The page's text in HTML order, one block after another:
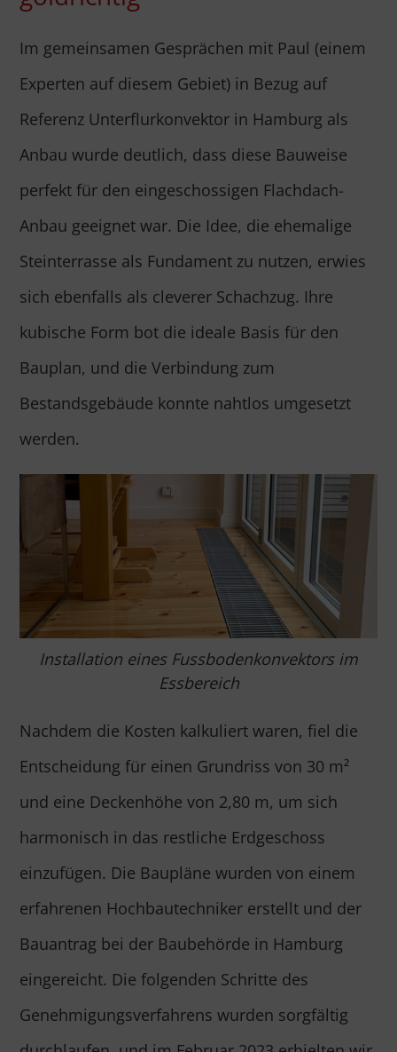
Im gemeinsamen Gesprächen mit Paul (einem
Experten auf diesem Gebiet) in Bezug auf
Referenz Unterflurkonvektor in Hamburg als
Anbau wurde deutlich, dass diese Bauweise
perfekt für den eingeschossigen Flachdach-
Anbau geeignet war. Die Idee, die ehemalige
Steinterrasse als Fundament zu nutzen, erwies
sich ebenfalls als cleverer Schachzug. Ihre
kubische Form bot die ideale Basis für den
Bauplan, und die Verbindung zum
Bestandsgebäude konnte nahtlos umgesetzt
werden.
Installation eines Fussbodenkonvektors im
Essbereich
Nachdem die Kosten kalkuliert waren, fiel die
Entscheidung für einen Grundriss von 30 m²
und eine Deckenhöhe von 2,80 m, um sich
harmonisch in das restliche Erdgeschoss
einzufügen. Die Baupläne wurden von einem
erfahrenen Hochbautechniker erstellt und der
Bauantrag bei der Baubehörde in Hamburg
eingereicht. Die folgenden Schritte des
Genehmigungsverfahrens wurden sorgfältig